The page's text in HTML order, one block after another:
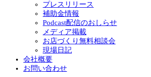
プレスリリース
補助金情報
Podcast配信のおしらせ
メディア掲載
お店づくり無料相談会
現場日記
会社概要
お問い合わせ